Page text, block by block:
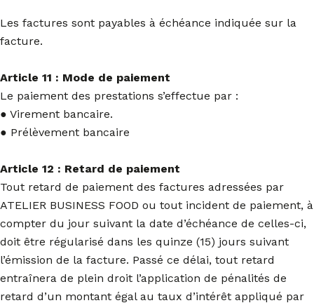
Les factures sont payables à échéance indiquée sur la
facture.
Article 11 : Mode de paiement
Le paiement des prestations s’effectue par :
● Virement bancaire.
● Prélèvement bancaire
Article 12 : Retard de paiement
Tout retard de paiement des factures adressées par
ATELIER BUSINESS FOOD ou tout incident de paiement, à
compter du jour suivant la date d’échéance de celles-ci,
doit être régularisé dans les quinze (15) jours suivant
l’émission de la facture. Passé ce délai, tout retard
entraînera de plein droit l’application de pénalités de
retard d’un montant égal au taux d’intérêt appliqué par